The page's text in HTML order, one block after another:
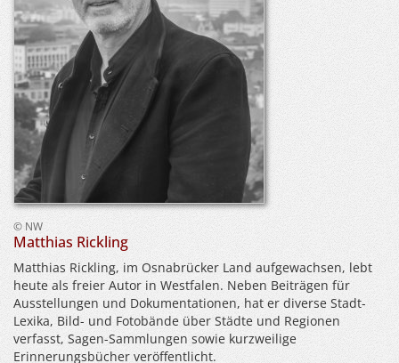
© NW
Matthias Rickling
Matthias Rickling, im Osnabrücker Land aufgewachsen, lebt
heute als freier Autor in Westfalen. Neben Beiträgen für
Ausstellungen und Dokumentationen, hat er diverse Stadt-
Lexika, Bild- und Fotobände über Städte und Regionen
verfasst, Sagen-Sammlungen sowie kurzweilige
Erinnerungsbücher veröffentlicht.